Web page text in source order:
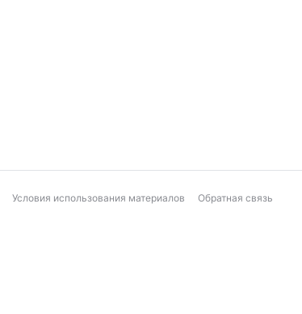
Условия использования материалов Обратная связь